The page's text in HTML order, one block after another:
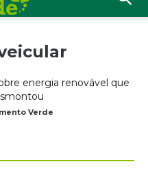
energia renovável que
Verde